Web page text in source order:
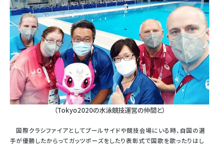
（Tokyo2020の水泳競技運営の仲間と）
国際クラシファイアとしてプールサイドや競技会場にいる時、自国の選
手が優勝したからってガッツポーズをしたり表彰式で国歌を歌ったりはし